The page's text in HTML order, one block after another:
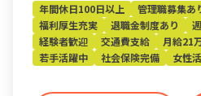
年間休日100日以上 管理職募集あ
福利厚生充実
退職金制度あり
経験者歓迎
交通費支給 月給21
若手活躍中
社会保険完備 女性